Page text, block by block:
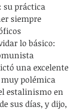
su práctica
siempre
lo básico:
una excelente
polémica
estalinismo en
sus días, y dijo,